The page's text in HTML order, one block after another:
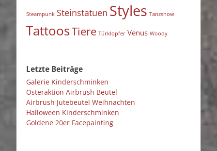
Steampunk Steinstatuen Styles Tanzshow
TattoosTiere Türklopfer Venus Woody
Letzte Beiträge
Galerie Kinderschminken
Osteraktion Airbrush Beutel
Airbrush Jutebeutel Weihnachten
Halloween Kinderschminken
Goldene 20er Facepainting